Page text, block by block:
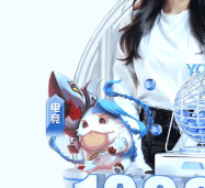
员工风采
Nucleon is a supplier
cranes and material
狗子28专注于新中式起